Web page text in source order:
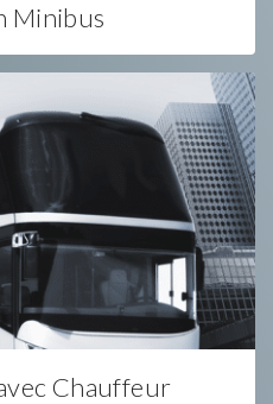
Minibus
Chauffeur